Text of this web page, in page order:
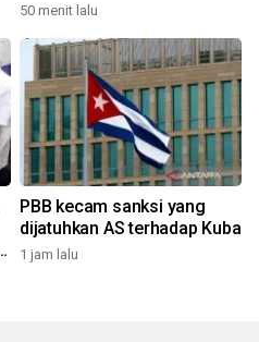
50 menit lalu
PBB kecam sanksi yang
dijatuhkan AS terhadap Kuba
1 jam lalu